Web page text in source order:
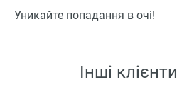
Уникайте попадання в очі!
Інші